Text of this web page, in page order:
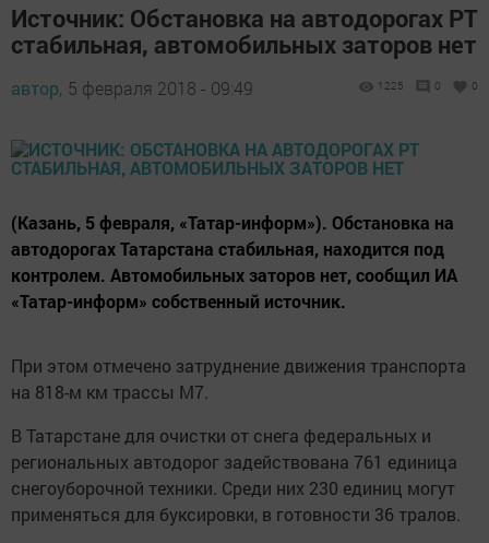
Источник: Обстановка на автодорогах РТ
стабильная, автомобильных заторов нет
автор, 5 февраля 2018 - 09:49 1225 0 0
(Казань, 5 февраля, «Татар-информ»). Обстановка на
автодорогах Татарстана стабильная, находится под
контролем. Автомобильных заторов нет, сообщил ИА
«Татар-информ» собственный источник.
При этом отмечено затруднение движения транспорта
на 818-м км трассы М7.
В Татарстане для очистки от снега федеральных и
региональных автодорог задействована 761 единица
снегоуборочной техники. Среди них 230 единиц могут
применяться для буксировки, в готовности 36 тралов.